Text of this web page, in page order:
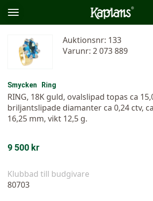
Logo
Öppna/stäng
meny
Auktionsnr: 133
Varunr: 2 073 889
Smycken Ring
RING, 18K guld, ovalslipad topas ca
briljantslipade diamanter ca 0,24 ctv, ca
16,25 mm, vikt 12,5 g.
9 500 kr
Klubbad till budgivare
80703